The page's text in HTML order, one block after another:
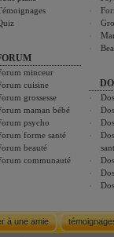
minceur
cuisine
grossesse
maman bébé
psycho
forme santé
beauté
communauté
à une amie